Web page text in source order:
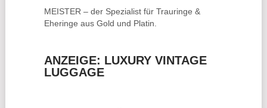
MEISTER – der Spezialist für Trauringe &
Eheringe aus Gold und Platin.
ANZEIGE: LUXURY VINTAGE
LUGGAGE